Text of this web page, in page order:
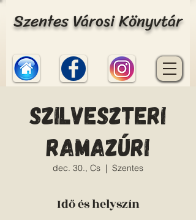
Szentes Városi Könyvtár
Szilveszteri
ramazúri
dec. 30., Cs
  |
Szentes
Idő és helyszín